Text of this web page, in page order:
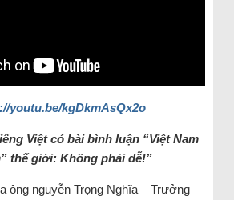
youtu.be/kgDkmAsQx2o
Việt có bài bình luận “Việt Nam
thế giới: Không phải dễ!”
ông nguyễn Trọng Nghĩa – Trưởng